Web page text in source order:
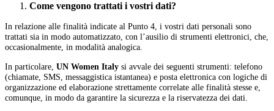
Come vengono trattati i vostri dati?
In relazione alle finalità indicate al Punto 4, i vostri dati personali sono
trattati sia in modo automatizzato, con l’ausilio di strumenti elettronici, che,
occasionalmente, in modalità analogica.
In particolare, UN Women Italy si avvale dei seguenti strumenti: telefono
(chiamate, SMS, messaggistica istantanea) e posta elettronica con logiche di
organizzazione ed elaborazione strettamente correlate alle finalità stesse e,
comunque, in modo da garantire la sicurezza e la riservatezza dei dati.